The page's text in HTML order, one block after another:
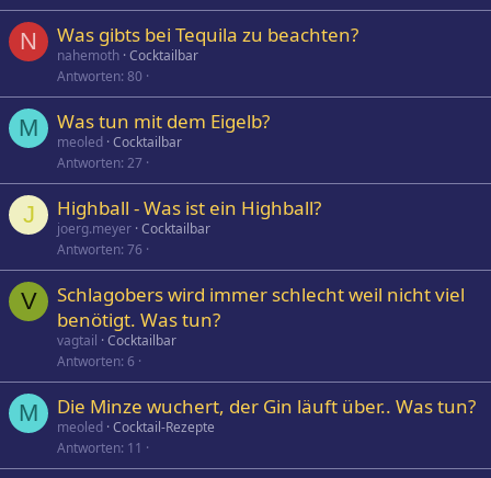
N Was gibts bei Tequila zu beachten?
nahemoth Cocktailbar
Antworten 80
M Was tun mit dem Eigelb?
meoled Cocktailbar
Antworten 27
J Highball - Was ist ein Highball?
joerg.meyer Cocktailbar
Antworten 76
V
Schlagobers wird immer schlecht weil nicht viel
benötigt. Was tun?
vagtail Cocktailbar
Antworten 6
M Die Minze wuchert, der Gin läuft über.. Was tun?
meoled Cocktail-Rezepte
Antworten 11